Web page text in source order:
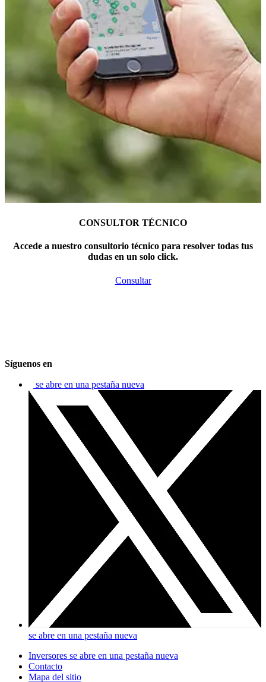
CONSULTOR TÉCNICO
Accede a nuestro consultorio técnico para resolver todas tus
dudas en un solo click.
Consultar
Síguenos en
se abre en una pestaña nueva
se abre en una pestaña nueva
Inversores se abre en una pestaña nueva
Contacto
Mapa del sitio